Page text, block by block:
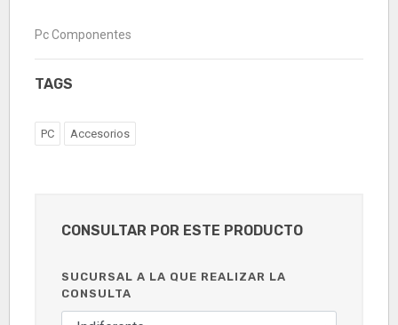
Pc Componentes
TAGS
PC Accesorios
CONSULTAR POR ESTE PRODUCTO
SUCURSAL A LA QUE REALIZAR LA
CONSULTA